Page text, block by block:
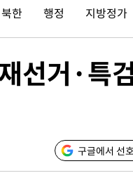
"
북한 행정 지방정가
선거·특
구글에서 선